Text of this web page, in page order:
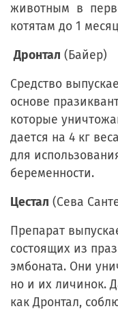
животным в
котятам до 1
Дронтал (Байер)
Средство
основе
которые
дается на 4 кг
для
беременности.
Цестал (Сева
Препарат
состоящих из
эмбоната. Они
но и их личинок.
как Дронтал,